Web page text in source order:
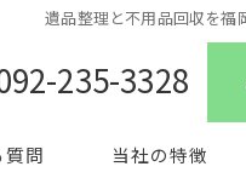
遺品整理と不用品回収を福
235-3328
質問 当社の特徴